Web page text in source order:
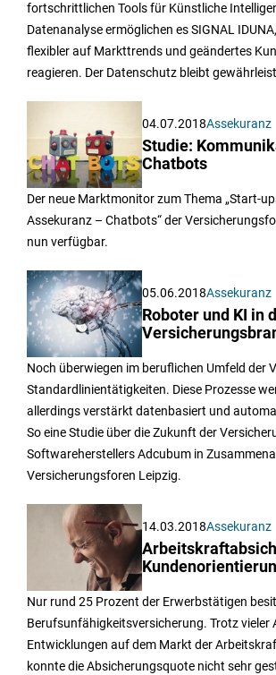
fortschrittlichen Tools für Künstliche
Datenanalyse ermöglichen es SIGNAL
flexibler auf Markttrends und geändertes
reagieren. Der Datenschutz bleibt
04.07.2018Assekuranz
Studie:
Chatbots
Der neue Marktmonitor zum Thema „Start-
Assekuranz – Chatbots“ der
nun verfügbar.
05.06.2018Assekuranz
Roboter und KI in
Noch überwiegen im beruflichen Umfeld der
Standardlinientätigkeiten. Diese Prozesse
allerdings verstärkt datenbasiert und
So eine Studie über die Zukunft der
Softwareherstellers Adcubum in
Versicherungsforen Leipzig.
14.03.2018Assekuranz
Nur rund 25 Prozent der Erwerbstätigen
Berufsunfähigkeitsversicherung. Trotz vieler
Entwicklungen auf dem Markt der
konnte die Absicherungsquote nicht sehr